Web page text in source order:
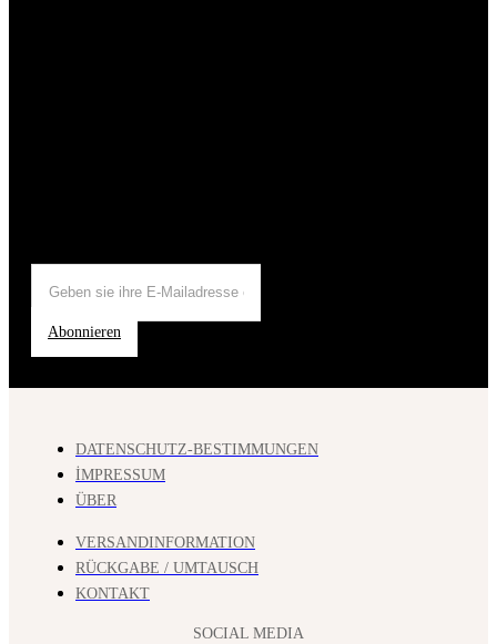
Abonnieren
DATENSCHUTZ-BESTIMMUNGEN
İMPRESSUM
ÜBER
VERSANDINFORMATION
RÜCKGABE / UMTAUSCH
KONTAKT
SOCIAL MEDIA